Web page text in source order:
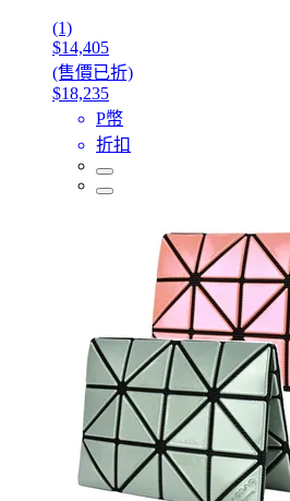
(1)
$14,405
(售價已折)
$18,235
P幣
折扣